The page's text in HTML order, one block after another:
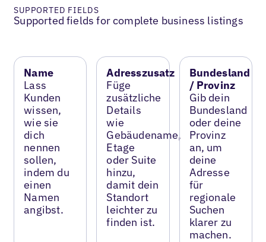
SUPPORTED FIELDS
Supported fields for complete business listings
Name
Lass
Kunden
wissen,
wie sie
dich
nennen
sollen,
indem du
einen
Namen
angibst.
Adresszusatz
Füge
zusätzliche
Details
wie
Gebäudename,
Etage
oder Suite
hinzu,
damit dein
Standort
leichter zu
finden ist.
Bundesland
/ Provinz
Gib dein
Bundesland
oder deine
Provinz
an, um
deine
Adresse
für
regionale
Suchen
klarer zu
machen.